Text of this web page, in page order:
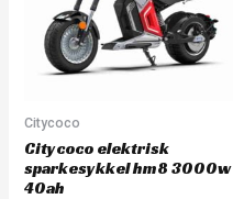
Citycoco
Citycoco elektrisk
sparkesykkel hm8 3000w
40ah